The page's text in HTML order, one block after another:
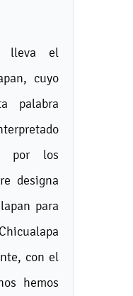
lleva el
cuyo
palabra
por los
designa
para
con el
hemos